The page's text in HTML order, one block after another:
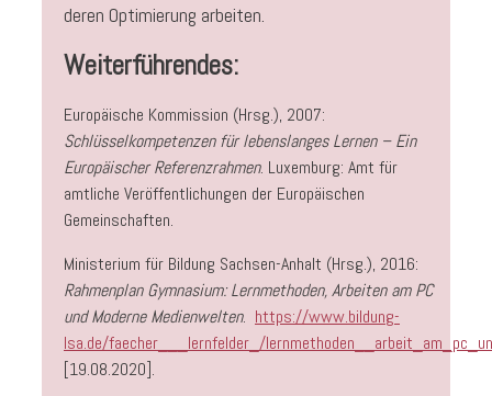
deren Optimierung arbeiten.
Weiterführendes:
Europäische Kommission (Hrsg.), 2007:
Schlüsselkompetenzen für lebenslanges Lernen – Ein
Europäischer Referenzrahmen. Luxemburg: Amt für
amtliche Veröffentlichungen der Europäischen
Gemeinschaften.
Ministerium für Bildung Sachsen-Anhalt (Hrsg.), 2016:
Rahmenplan Gymnasium: Lernmethoden, Arbeiten am PC
und Moderne Medienwelten. https://www.bildung-
lsa.de/faecher___lernfelder_/
[19.08.2020].